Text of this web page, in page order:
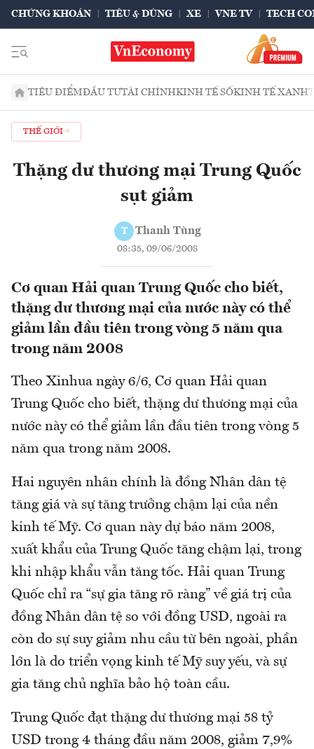
CHỨNG KHOÁN TIÊU & DÙNG XE VNE TV TECH
TIÊU ĐIỂMĐẦU TƯTÀI CHÍNHKINH TẾ SỐKINH TẾ XANH
THẾ GIỚI
Thặng dư thương mại Trung Quốc
sụt giảm
T Thanh Tùng
08:35, 09/06/2008
Cơ quan Hải quan Trung Quốc cho biết,
thặng dư thương mại của nước này có thể
giảm lần đầu tiên trong vòng 5 năm qua
trong năm 2008
Theo Xinhua ngày 6/6, Cơ quan Hải quan
Trung Quốc cho biết, thặng dư thương mại của
nước này có thể giảm lần đầu tiên trong vòng 5
năm qua trong năm 2008.
Hai nguyên nhân chính là đồng Nhân dân tệ
tăng giá và sự tăng trưởng chậm lại của nền
kinh tế Mỹ. Cơ quan này dự báo năm 2008,
xuất khẩu của Trung Quốc tăng chậm lại, trong
khi nhập khẩu vẫn tăng tốc. Hải quan Trung
Quốc chỉ ra “sự gia tăng rõ ràng” về giá trị của
đồng Nhân dân tệ so với đồng USD, ngoài ra
còn do sự suy giảm nhu cầu từ bên ngoài, phần
lớn là do triển vọng kinh tế Mỹ suy yếu, và sự
gia tăng chủ nghĩa bảo hộ toàn cầu.
Trung Quốc đạt thặng dư thương mại 58 tỷ
USD trong 4 tháng đầu năm 2008, giảm 7,9%